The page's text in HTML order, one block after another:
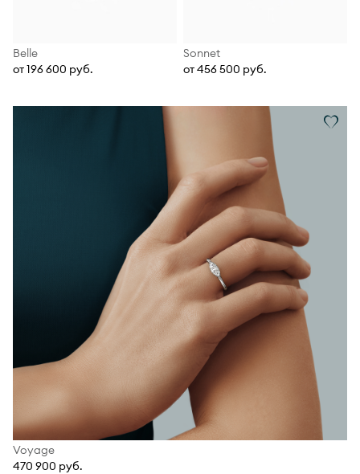
Belle
от 196 600 руб.
Sonnet
от 456 500 руб.
Voyage
470 900 руб.